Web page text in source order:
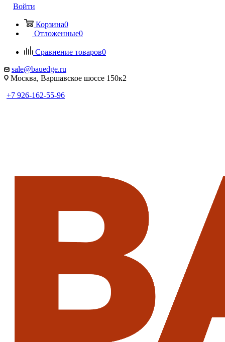
Войти
Корзина0
Отложенные0
Сравнение товаров0
sale@bauedge.ru
Москва, Варшавское шоссе 150к2
+7 926-162-55-96